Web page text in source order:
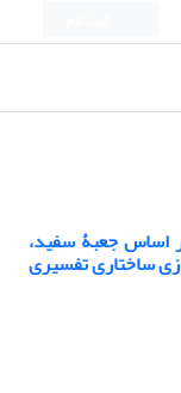
اساس جعبۀ سفید،
ساختاری تفسیری